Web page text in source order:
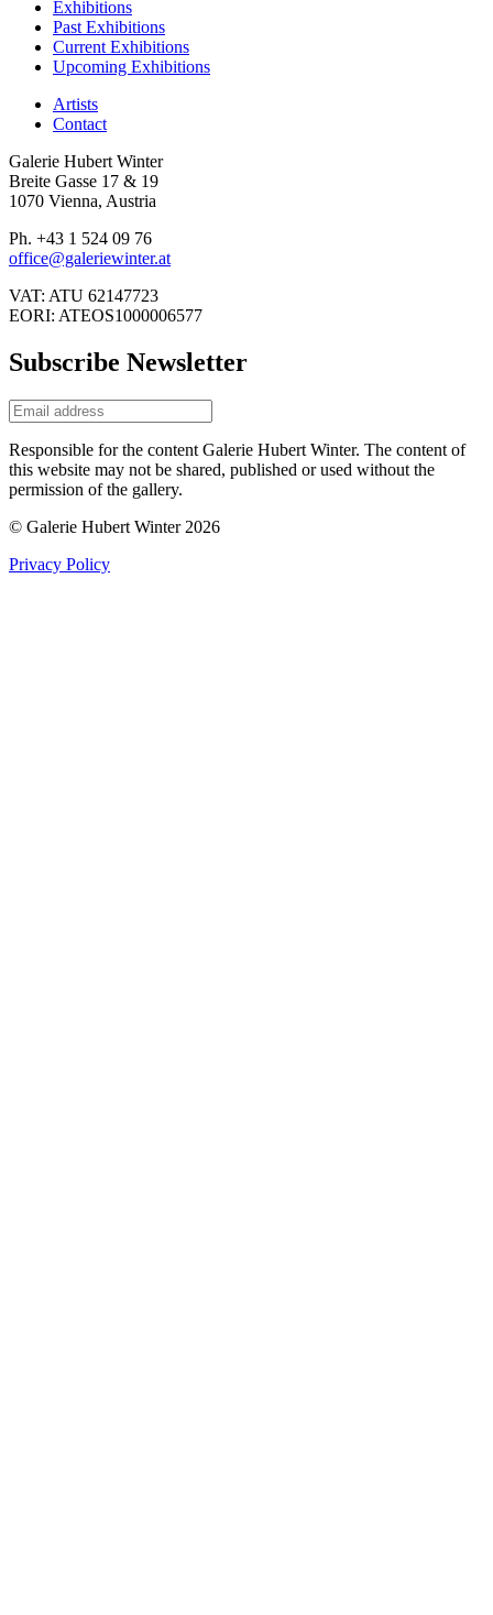
Exhibitions
Past Exhibitions
Current Exhibitions
Upcoming Exhibitions
Artists
Contact
Galerie Hubert Winter
Breite Gasse 17 & 19
1070 Vienna, Austria
Ph. +43 1 524 09 76
office@galeriewinter.at
VAT: ATU 62147723
EORI: ATEOS1000006577
Subscribe Newsletter
Responsible for the content Galerie Hubert Winter. The content of
this website may not be shared, published or used without the
permission of the gallery.
© Galerie Hubert Winter 2026
Privacy Policy